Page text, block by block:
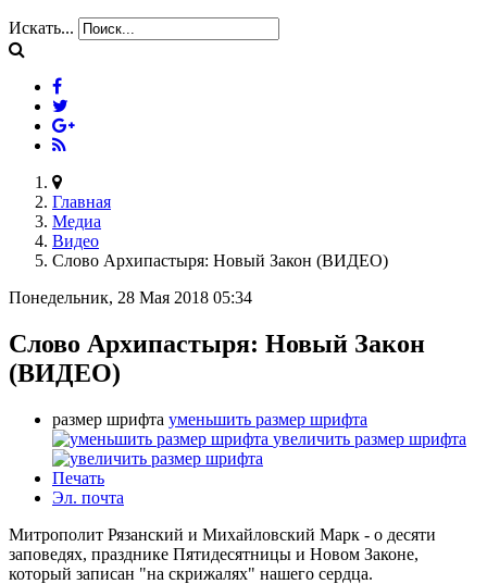
Искать...
Главная
Медиа
Видео
Слово Архипастыря: Новый Закон (ВИДЕО)
Понедельник, 28 Мая 2018 05:34
Слово Архипастыря: Новый Закон
(ВИДЕО)
размер шрифта уменьшить размер шрифта
увеличить размер шрифта
Печать
Эл. почта
Митрополит Рязанский и Михайловский Марк - о десяти
заповедях, празднике Пятидесятницы и Новом Законе,
который записан "на скрижалях" нашего сердца.